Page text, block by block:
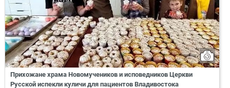
Прихожане храма Новомучеников и исповедников Церкви
Русской испекли куличи для пациентов Владивостока